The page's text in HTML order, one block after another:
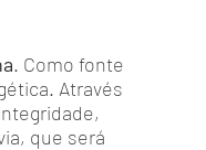
. Como fonte
Através
que será